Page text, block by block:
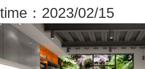
time：2023/02/15